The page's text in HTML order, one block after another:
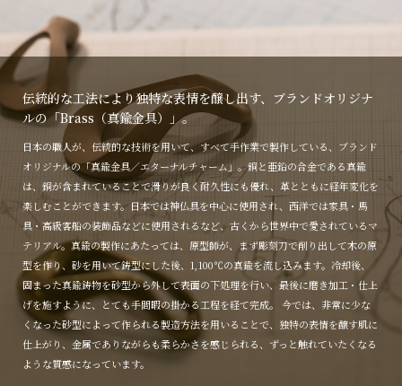
伝統的な工法により独特な表情を醸し出す、ブランドオリジナ
ルの「Brass（真鍮金具）」。
日本の職人が、伝統的な技術を用いて、すべて手作業で製作している、ブランド
オリジナルの「真鍮金具／エターナルチャーム」。銅と亜鉛の合金である真鍮
は、銅が含まれていることで滑りが良く耐久性にも優れ、革とともに経年変化を
楽しむことができます。日本では神仏具を中心に使用され、西洋では家具・馬
具・高級客船の装飾品などに使用されるなど、古くから世界中で愛されているマ
テリアル。真鍮の製作にあたっては、原型師が、まず彫刻刀で削り出して木の原
型を作り、砂を用いて鋳型にした後、1,100℃の真鍮を流し込みます。冷却後、
固まった真鍮鋳物を砂型から外して表面の下処理を行い、最後に磨き加工・仕上
げを施すように、とても手間暇の掛かる工程を経て完成。 今では、非常に少な
くなった砂型によって作られる製造方法を用いることで、独特の表情を醸す肌に
仕上がり、金属でありながらも柔らかさを感じられる、ずっと触れていたくなる
ような質感になっています。